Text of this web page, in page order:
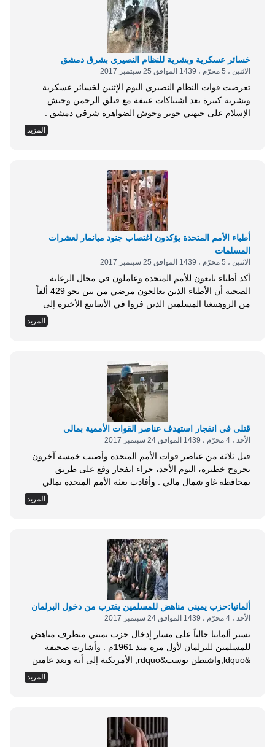
خسائر عسكرية وبشرية للنظام النصيري بشرق دمشق
الاثنين ، 5 محرّم ، 1439 الموافق 25 سبتمبر 2017
تعرضت قوات النظام النصيري اليوم الإثنين لخسائر عسكرية
وبشرية كبيرة بعد اشتباكات عنيفة مع فيلق الرحمن وجيش
وأعلن فيلق الرحمن عن تمكنه من عطب دبابة وكاسحة ألغامالمزيد
أطباء الأمم المتحدة يؤكدون اغتصاب جنود ميانمار لعشرات
المسلمات
الاثنين ، 5 محرّم ، 1439 الموافق 25 سبتمبر 2017
أكد أطباء تابعون للأمم المتحدة وعاملون في مجال الرعاية
الصحية أن الأطباء الذين يعالجون مرضي من بين نحو 429 ألفاً
من الروهينغيا المسلمين الذين فروا في الأسابيع الأخيرة إلى
بنغلادش من ميانمار، فحصوا عشرات النساء المصابات بجروح
تتفق مع الاعتداءات الجنسية العنيفة . روايات العاملين في الحقل
المزيد
قتلى في انفجار استهدف عناصر القوات الأممية بمالي
الأحد ، 4 محرّم ، 1439 الموافق 24 سبتمبر 2017
قتل ثلاثة من عناصر قوات الأمم المتحدة وأصيب خمسة آخرون
بجروح خطيرة، اليوم الأحد، جراء انفجار وقع على طريق
بمحافظة غاو شمال مالي . وأفادت بعثة الأمم المتحدة بمالي
العسكريين بمكان الحادث في الساعة السابعة من صباح اليوم
المزيد
ألمانيا:حزب يميني مناهض للمسلمين يقترب من دخول البرلمان
الأحد ، 4 محرّم ، 1439 الموافق 24 سبتمبر 2017
تسير ألمانيا حالياً على مسار إدخال حزب يميني متطرف مناهض
للمسلمين للبرلمان لأول مرة منذ 1961م . وأشارت صحيفة
&ldquo;واشنطن بوست&rdquo; الأمريكية إلى أنه وبعد عامين
من استقبال ألمانيا لأكثر من مليون طالب لجوء، فإنه لا يوجد
سوى أثر ضئيل لهذا التدفق في بلدة &ldquo;فرانكفورت أن دير
المزيد